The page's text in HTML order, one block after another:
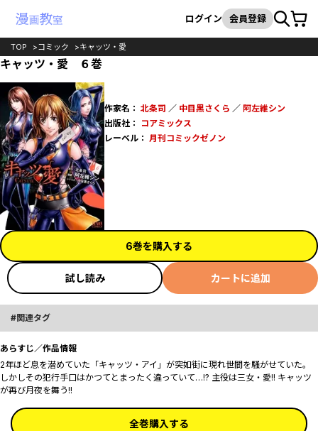
検索
ログイン 会員登録カート
TOP コミック キャッツ・愛
キャッツ・愛 ６巻
作家名： 北条司 ／ 中目黒さくら ／ 阿左維シン
出版社：
コアミックス
レーベル： 月刊コミックゼノン
6巻を購入する
試し読み カートに追加
関連タグ
あらすじ／作品情報
2年ほど息を潜めていた「キャッツ・アイ」が突如街に現れ世間を騒がせていた――。
しかしその犯行手口はかつてとまったく違っていて…!? 主役は三女・愛!! キャッツ
が再び月夜を舞う!!
全巻購入する